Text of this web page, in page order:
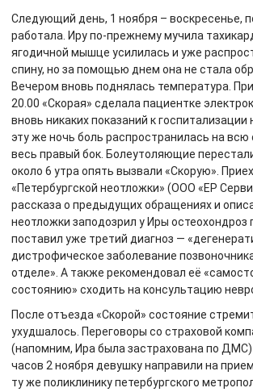
Следующий день, 1 ноября – воскресенье,
работала. Иру по-прежнему мучила
ягодичной мышце усилилась и уже
спину, но за помощью днем она не стала
Вечером вновь поднялась температура.
20.00 «Скорая» сделала пациентке
вновь никаких показаний к
эту же ночь боль распространилась на всю
весь правый бок. Болеутоляющие
около 6 утра опять вызвали «Скорую».
«Петербургской неотложки» (ООО «ЕР
рассказа о предыдущих обращениях и
неотложки заподозрил у Иры остеохондроз
поставил уже третий диагноз —
дистрофическое заболевание
отделе». А также рекомендовал её
состоянию» сходить на консультацию
После отъезда «Скорой» состояние
ухудшалось. Переговоры со страховой
(напомним, Ира была застрахована по ДМС)
часов 2 ноября девушку направили на
ту же поликлинику петербургского